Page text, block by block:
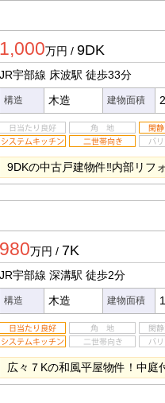
1,000万円 / 9DK
JR宇部線 床波駅 徒歩33分
構造 木造 建物面積
9DKの中古戸建物件‼内部リフ
980万円 / 7K
JR宇部線 深溝駅 徒歩2分
構造 木造 建物面積
広々７Kの和風平屋物件！中庭